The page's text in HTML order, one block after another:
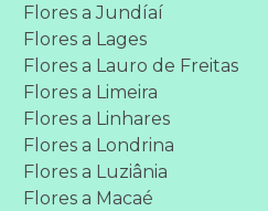
Flores a Jundíaí
Flores a Lages
Flores a Lauro de Freitas
Flores a Limeira
Flores a Linhares
Flores a Londrina
Flores a Luziânia
Flores a Macaé